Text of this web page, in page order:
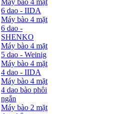
Máy bào 4 mặt
6 dao - IIDA
Máy bào 4 mặt
6 dao -
SHENKO
Máy bào 4 mặt
5 dao - Weinig
Máy bào 4 mặt
4 dao - IIDA
Máy bào 4 mặt
4 dao bào phôi
ngắn
Máy bào 2 mặt